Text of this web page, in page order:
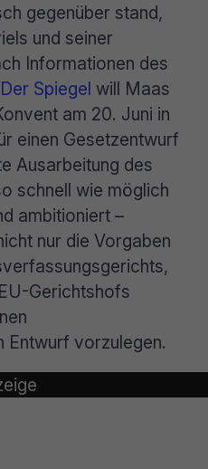
gegenüber stand,
und seiner
Informationen des
Der Spiegel will Maas
am 20. Juni in
einen Gesetzentwurf
Ausarbeitung des
schnell wie möglich
ambitioniert –
nur die Vorgaben
Gerichtshofs
Entwurf vorzulegen.